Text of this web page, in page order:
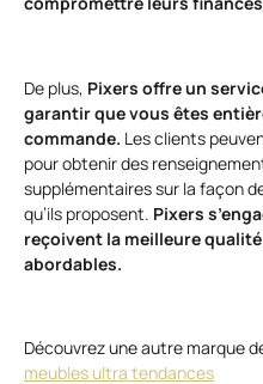
De plus, Pixers offre un
garantir que vous êtes
commande. Les clients
pour obtenir des
supplémentaires sur la façon
qu’ils proposent. Pixers
reçoivent la meilleure
abordables.
Découvrez une autre marque
meubles ultra tendances